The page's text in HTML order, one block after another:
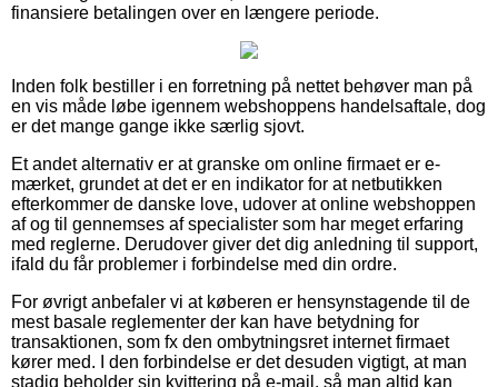
finansiere betalingen over en længere periode.
Inden folk bestiller i en forretning på nettet behøver man på
en vis måde løbe igennem webshoppens handelsaftale, dog
er det mange gange ikke særlig sjovt.
Et andet alternativ er at granske om online firmaet er e-
mærket, grundet at det er en indikator for at netbutikken
efterkommer de danske love, udover at online webshoppen
af og til gennemses af specialister som har meget erfaring
med reglerne. Derudover giver det dig anledning til support,
ifald du får problemer i forbindelse med din ordre.
For øvrigt anbefaler vi at køberen er hensynstagende til de
mest basale reglementer der kan have betydning for
transaktionen, som fx den ombytningsret internet firmaet
kører med. I den forbindelse er det desuden vigtigt, at man
stadig beholder sin kvittering på e-mail, så man altid kan